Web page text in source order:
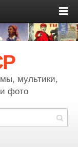
мультики,
фото